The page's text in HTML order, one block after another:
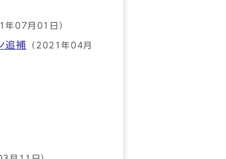
年07月01日）
追補 （2021年04月